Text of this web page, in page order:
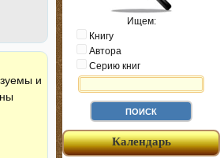
и
Ищем:
Книгу
Автора
Серию книг
Календарь